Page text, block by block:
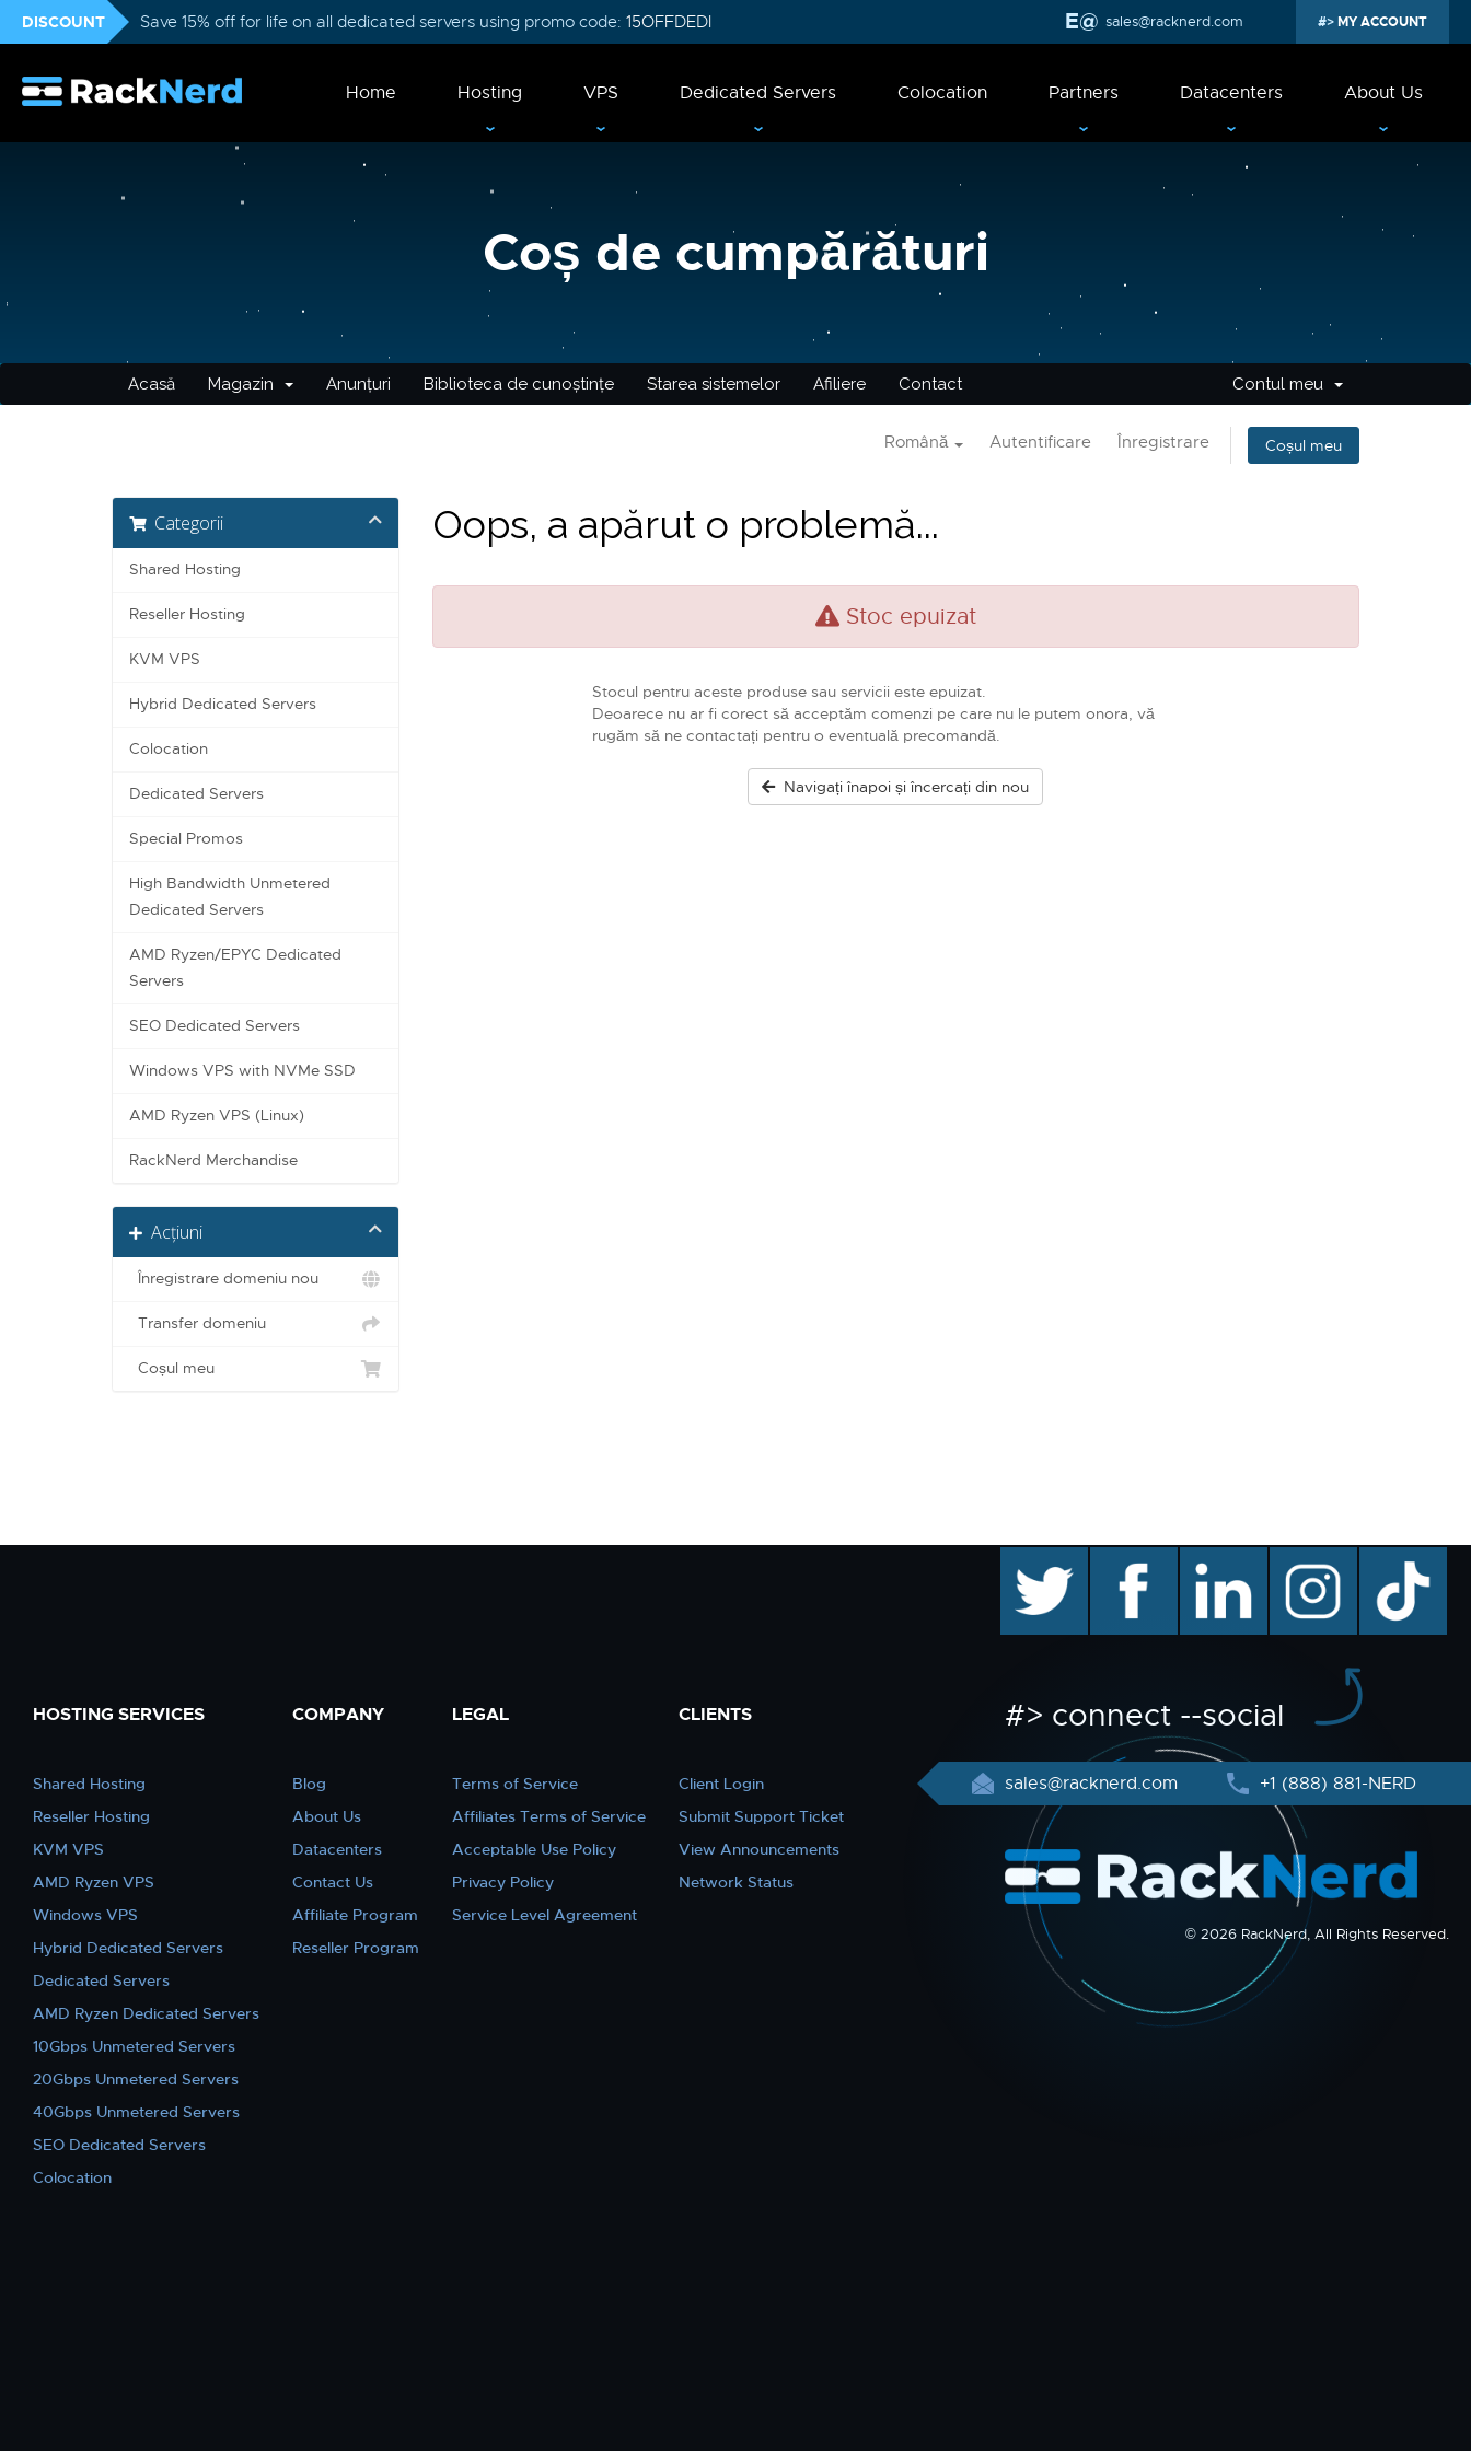
DISCOUNT Save 15% off for life on all dedicated servers using promo code: 15OFFDEDI sales@racknerd.com MY ACCOUNT
Home Hosting VPS Dedicated Servers Colocation Partners Datacenters About Us
Coș de cumpărături
Acasă Magazin Anunțuri Biblioteca de cunoștințe Starea sistemelor Afiliere Contact Contul meu
Română Autentificare Înregistrare Coșul meu
Categorii
Shared Hosting
Reseller Hosting
KVM VPS
Hybrid Dedicated Servers
Colocation
Dedicated Servers
Special Promos
High Bandwidth Unmetered
Dedicated Servers
AMD Ryzen/EPYC Dedicated
Servers
SEO Dedicated Servers
Windows VPS with NVMe SSD
AMD Ryzen VPS (Linux)
RackNerd Merchandise
Acțiuni
Înregistrare domeniu nou
Transfer domeniu
Coșul meu
Oops, a apărut o problemă...
Stoc epuizat
Stocul pentru aceste produse sau servicii este epuizat.
Deoarece nu ar fi corect să acceptăm comenzi pe care nu le putem onora, vă
rugăm să ne contactați pentru o eventuală precomandă.
Navigați înapoi și încercați din nou
HOSTING SERVICES
Shared Hosting
Reseller Hosting
KVM VPS
AMD Ryzen VPS
Windows VPS
Hybrid Dedicated Servers
Dedicated Servers
AMD Ryzen Dedicated Servers
10Gbps Unmetered Servers
20Gbps Unmetered Servers
40Gbps Unmetered Servers
SEO Dedicated Servers
Colocation
COMPANY
Blog
About Us
Datacenters
Contact Us
Affiliate Program
Reseller Program
LEGAL
Terms of Service
Affiliates Terms of Service
Acceptable Use Policy
Privacy Policy
Service Level Agreement
CLIENTS
Client Login
Submit Support Ticket
View Announcements
Network Status
facebook linkedin instagram TikTok
#> connect --social
sales@racknerd.com +1 (888) 881-NERD
© 2026 RackNerd, All Rights Reserved.